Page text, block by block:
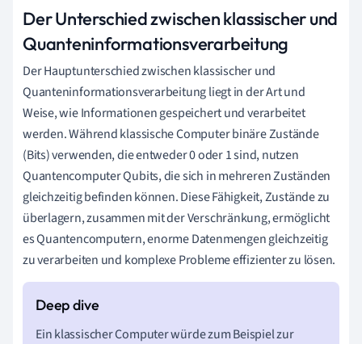
Der Unterschied zwischen klassischer und
Quanteninformationsverarbeitung
Der Hauptunterschied zwischen klassischer und
Quanteninformationsverarbeitung liegt in der Art und
Weise, wie Informationen gespeichert und verarbeitet
werden. Während klassische Computer binäre Zustände
(Bits) verwenden, die entweder 0 oder 1 sind, nutzen
Quantencomputer Qubits, die sich in mehreren Zuständen
gleichzeitig befinden können. Diese Fähigkeit, Zustände zu
überlagern, zusammen mit der Verschränkung, ermöglicht
es Quantencomputern, enorme Datenmengen gleichzeitig
zu verarbeiten und komplexe Probleme effizienter zu lösen.
Ein klassischer Computer würde zum Beispiel zur